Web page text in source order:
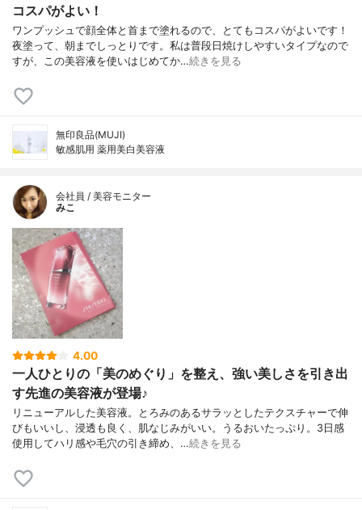
コスパがよい！
ワンプッシュで顔全体と首まで塗れるので、とてもコスパがよいです！
夜塗って、朝までしっとりです。私は普段日焼けしやすいタイプなので
すが、この美容液を使いはじめてか…続きを見る
無印良品(MUJI)
敏感肌用 薬用美白美容液
会社員 / 美容モニター
みこ
4.00
一人ひとりの「美のめぐり」を整え、強い美しさを引き出
す先進の美容液が登場♪
リニューアルした美容液。とろみのあるサラッとしたテクスチャーで伸
びもいいし、浸透も良く、肌なじみがいい。うるおいたっぷり。3日感
使用してハリ感や毛穴の引き締め、…続きを見る